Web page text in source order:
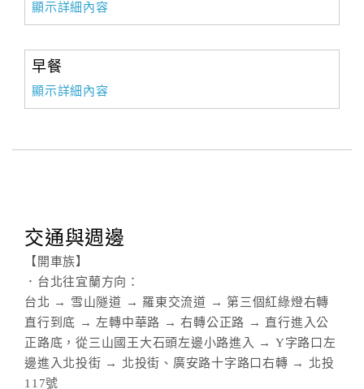
顯示詳細內容
早餐
顯示詳細內容
交通與週邊
【開車族】
．台北往宜蘭方向：
台北 → 雪山隧道 → 羅東交流道 → 第三個紅綠燈右轉
直行到底 → 左轉中華路 → 右轉公正路 → 直行進入公
正路底，從三山國王大石頭左邊小路進入 → Y字路口左
邊進入北投街 → 北投街、廣安路十字路口右轉 → 北投
117號